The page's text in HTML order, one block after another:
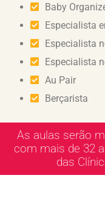
Baby
Especialista
Especialista
Especialista
Au Pair
Berçarista
As aulas serão
com mais de 32
das